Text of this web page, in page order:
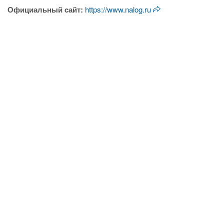
Официальный cайт: https://www.nalog.ru